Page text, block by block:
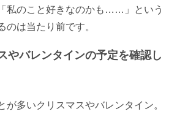
私のこと好きなのかも……」という
のは当たり前です。
やバレンタインの予定を確認し
が多いクリスマスやバレンタイン。